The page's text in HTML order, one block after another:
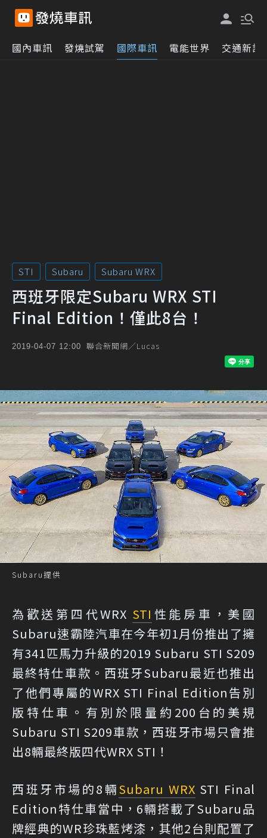
國內車訊 發燒試駕 國際車訊 電能世界 交通新訊
STI Subaru Subaru WRX
西班牙限定Subaru WRX STI
Final Edition！僅此8台！
2019-04-07 12:00 聯合新聞網／Lucas
Subaru提供
為歡送第四代WRX STI 性能房車，美國
Subaru速霸陸汽車在今年初1月份推出了擁
有341匹馬力升級的2019 Subaru STI S209
最終特仕車款。西班牙Subaru最近也推出
了他們專屬的WRX STI Final Edition告別
版特仕車。有別於限量約200台的美規
Subaru STI S209車款，西班牙市場只會推
出8輛最終版四代WRX STI！
西班牙市場的8輛Subaru WRX STI Final
Edition特仕車當中，6輛搭載了Subaru品
牌經典的WR珍珠藍烤漆，其他2台則配置了